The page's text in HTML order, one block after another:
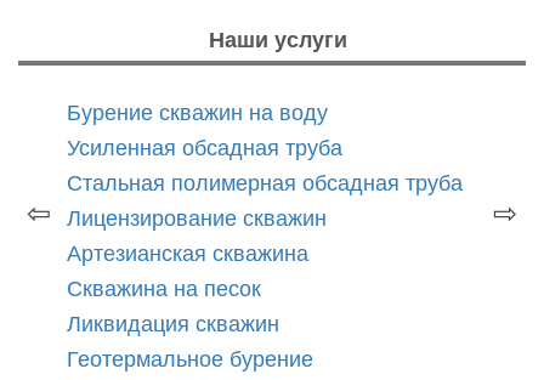
Наши услуги
⇦
Бурение скважин на воду
Усиленная обсадная труба
Стальная полимерная обсадная труба
Лицензирование скважин
Артезианская скважина
Скважина на песок
Ликвидация скважин
Геотермальное бурение
⇨